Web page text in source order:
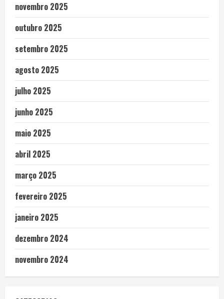
novembro 2025
outubro 2025
setembro 2025
agosto 2025
julho 2025
junho 2025
maio 2025
abril 2025
março 2025
fevereiro 2025
janeiro 2025
dezembro 2024
novembro 2024